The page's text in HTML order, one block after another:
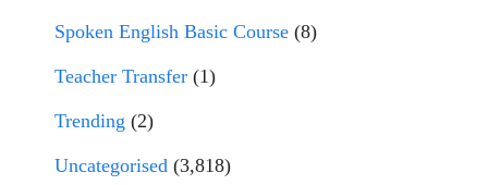
Spoken English Basic Course (8)
Teacher Transfer (1)
Trending (2)
Uncategorised (3,818)